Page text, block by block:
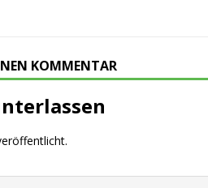
KOMMENTAR